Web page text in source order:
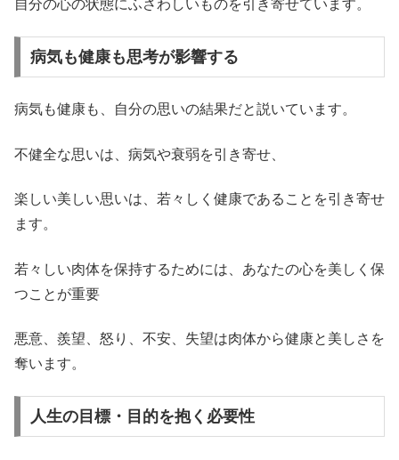
自分の心の状態にふさわしいものを引き寄せています。
病気も健康も思考が影響する
病気も健康も、自分の思いの結果だと説いています。
不健全な思いは、病気や衰弱を引き寄せ、
楽しい美しい思いは、若々しく健康であることを引き寄せ
ます。
若々しい肉体を保持するためには、あなたの心を美しく保
つことが重要
悪意、羨望、怒り、不安、失望は肉体から健康と美しさを
奪います。
人生の目標・目的を抱く必要性